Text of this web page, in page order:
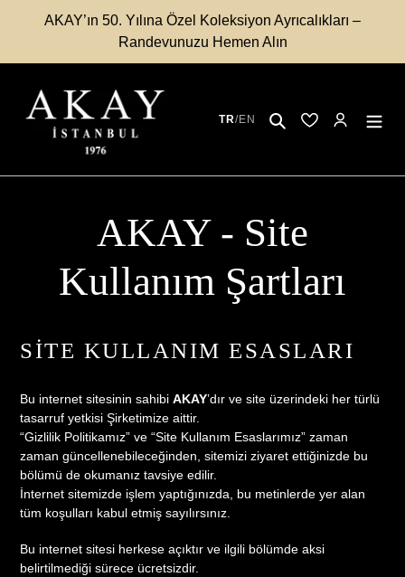
AKAY’ın 50. Yılına Özel Koleksiyon Ayrıcalıkları –
Randevunuzu Hemen Alın
TR/EN Ara
KayıtlıHesabım
AKAY - Site
Kullanım Şartları
SİTE KULLANIM ESASLARI
Bu internet sitesinin sahibi AKAY’dır ve site üzerindeki her türlü
tasarruf yetkisi Şirketimize aittir.
“Gizlilik Politikamız” ve “Site Kullanım Esaslarımız” zaman
zaman güncellenebileceğinden, sitemizi ziyaret ettiğinizde bu
bölümü de okumanız tavsiye edilir.
İnternet sitemizde işlem yaptığınızda, bu metinlerde yer alan
tüm koşulları kabul etmiş sayılırsınız.
Bu internet sitesi herkese açıktır ve ilgili bölümde aksi
belirtilmediği sürece ücretsizdir.